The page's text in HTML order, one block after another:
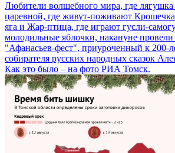
Любители волшебного мира, где
царевной, где живут-поживают
яга и Жар-птица, где играют гусли-
молодильные яблочки, накануне
"Афанасьев-фест", приуроченный к 200-
собирателя русских народных сказок
Как это было – на фото РИА Томск.